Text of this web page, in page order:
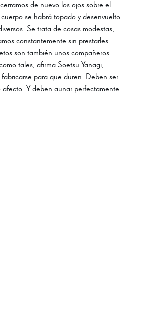
de nuevo los ojos sobre el
se habrá topado y desenvuelto
Se trata de cosas modestas,
constantemente sin prestarles
son también unos compañeros
tales, afirma Soetsu Yanagi,
para que duren. Deben ser
Y deben aunar perfectamente